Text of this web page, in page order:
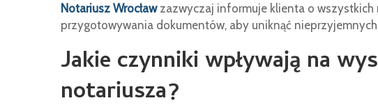
Notariusz Wrocławzazwyczaj informuje klienta o wszystkich
przygotowywania dokumentów, aby uniknąć
Jakie czynniki wpływają na
notariusza?